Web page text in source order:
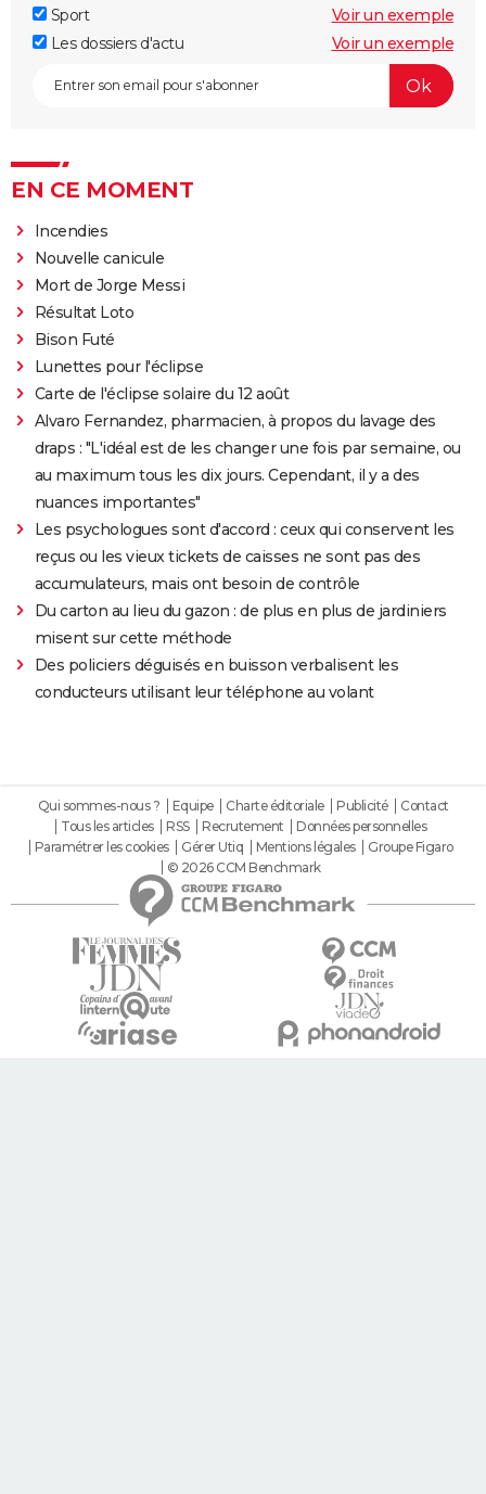
Sport
Voir un exemple
Les dossiers d'actu
Voir un exemple
EN CE MOMENT
Incendies
Nouvelle canicule
Mort de Jorge Messi
Résultat Loto
Bison Futé
Lunettes pour l'éclipse
Carte de l'éclipse solaire du 12 août
Alvaro Fernandez, pharmacien, à propos du lavage des
draps : "L'idéal est de les changer une fois par semaine, ou
au maximum tous les dix jours. Cependant, il y a des
nuances importantes"
Les psychologues sont d'accord : ceux qui conservent les
reçus ou les vieux tickets de caisses ne sont pas des
accumulateurs, mais ont besoin de contrôle
Du carton au lieu du gazon : de plus en plus de jardiniers
misent sur cette méthode
Des policiers déguisés en buisson verbalisent les
conducteurs utilisant leur téléphone au volant
Qui sommes-nous ? Equipe Charte éditoriale Publicité
Contact
Tous les articles
RSS Recrutement
Données personnelles
Paramétrer les cookies
Gérer Utiq Mentions légales
Groupe Figaro
© 2026 CCM Benchmark